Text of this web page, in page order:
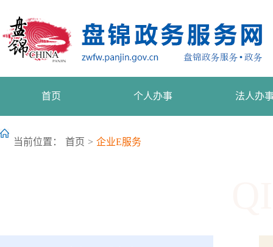
首页 个人办事 法人办
当前位置： 首页 > 企业E服务